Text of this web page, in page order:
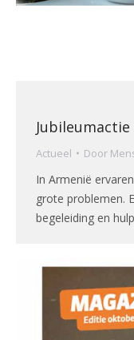
Actueel Door
In Armenië
grote problemen.
begeleiding en